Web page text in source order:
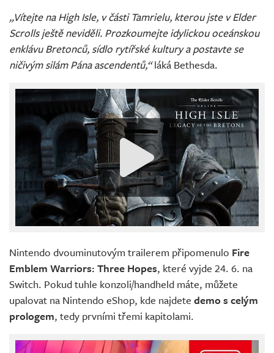
„Vítejte na High Isle, v části Tamrielu, kterou jste v Elder
Scrolls ještě neviděli. Prozkoumejte idylickou oceánskou
enklávu Bretonců, sídlo rytířské kultury a postavte se
ničivým silám Pána ascendentů,“láká Bethesda.
Nintendo dvouminutovým trailerem připomenulo Fire
Emblem Warriors: Three Hopes, které vyjde 24. 6. na
Switch. Pokud tuhle konzoli/handheld máte, můžete
upalovat na Nintendo eShop, kde najdete demo s celým
prologem, tedy prvními třemi kapitolami.